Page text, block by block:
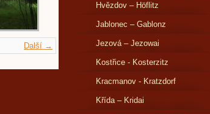
Další →
Hvězdov – Höflitz
Jablonec – Gablonz
Jezová – Jezowai
Kostřice - Kosterzitz
Kracmanov - Kratzdorf
Křída – Kridai